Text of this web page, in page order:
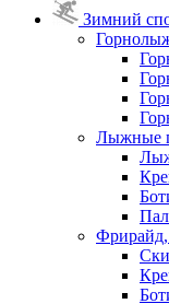
Зимний
Лыжные
Фрирайд,